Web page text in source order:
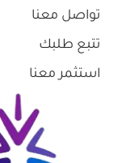
تواصل معنا
تتبع طلبك
استثمر معنا